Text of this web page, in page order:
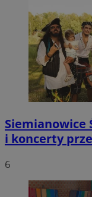
Siemianowice
i koncerty
6